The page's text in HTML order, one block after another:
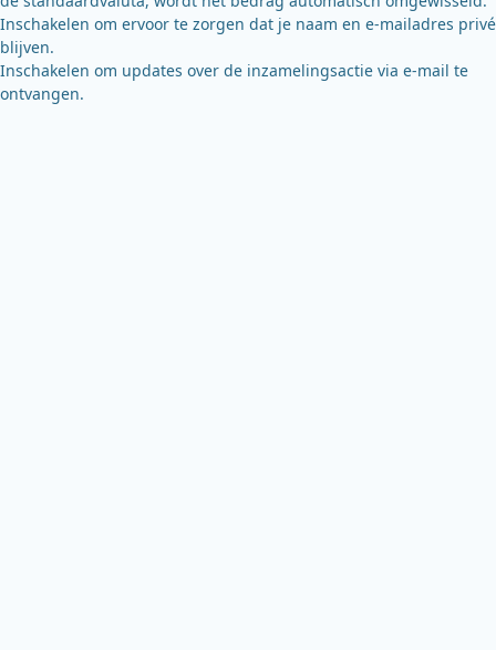
Inschakelen om ervoor te zorgen dat je naam en e-mailadres privé
blijven.
Inschakelen om updates over de inzamelingsactie via e-mail te
ontvangen.